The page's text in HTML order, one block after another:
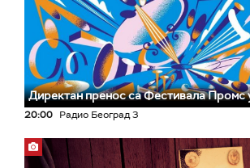
Директан пренос са Фестивала Промс
20:00 Радио Београд 3